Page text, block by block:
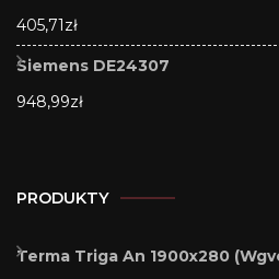
405,71zł
Siemens DE24307
948,99zł
PRODUKTY
Terma Triga An 1900x280